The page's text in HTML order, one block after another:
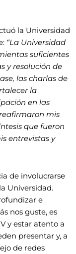
la Universidad
“La Universidad
suficientes
y resolución de
las charlas de
la
en las
mis
que fueron
entrevistas y
de involucrarse
Universidad.
e
nos guste, es
y estar atento a
presentar y, a
de redes